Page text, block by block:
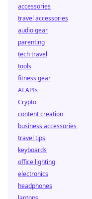
accessories
travel accessories
audio gear
parenting
tech travel
tools
fitness gear
AI APIs
Crypto
content creation
business accessories
travel tips
keyboards
office lighting
electronics
headphones